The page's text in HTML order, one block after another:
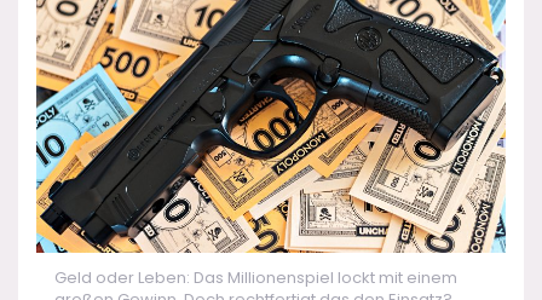
Geld oder Leben: Das Millionenspiel lockt mit einem